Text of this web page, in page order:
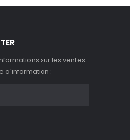
sur les ventes
d'information :